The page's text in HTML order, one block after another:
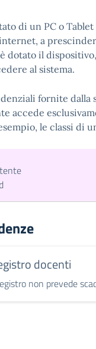
di un PC o
a
dotato il
al sistema.
fornite dalla
accede
le classi di
docenti
non prevede